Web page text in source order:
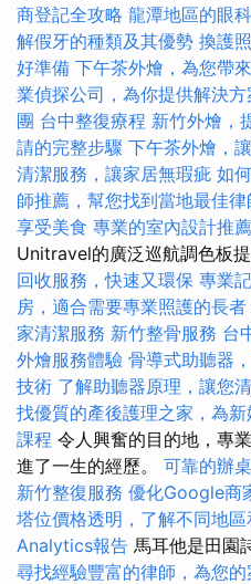
商登記全攻略 龍潭地區的眼
解假牙的種類及其優勢 換護
好準備 下午茶外燴，為您帶
業偵探公司，為你提供解決方
團 台中整復療程 新竹外燴，
請的完整步驟 下午茶外燴，
清潔服務，讓家居無瑕疵 如
師推薦，幫您找到當地最佳律
享受美食 專業的室內設計推
Unitravel的廣泛巡航調色板
回收服務，快速又環保 專業
房，適合需要專業照護的長者
家清潔服務 新竹整骨服務 台
外燴服務體驗 骨導式助聽器
技術 了解助聽器原理，讓您
找優質的產後護理之家，為
課程 令人興奮的目的地，專
進了一生的經歷。 可靠的辦
新竹整復服務 優化Google商
塔位價格透明，了解不同地
Analytics報告 馬耳他是田園
尋找經驗豐富的律師，為您